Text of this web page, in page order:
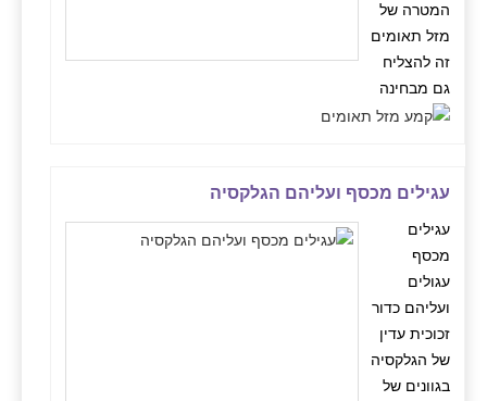
המטרה של
מזל תאומים
זה להצליח
גם מבחינה
עגילים מכסף ועליהם הגלקסיה
עגילים
מכסף
עגולים
ועליהם כדור
זכוכית עדין
של הגלקסיה
בגוונים של